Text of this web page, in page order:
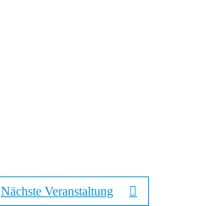
Nächste Veranstaltung